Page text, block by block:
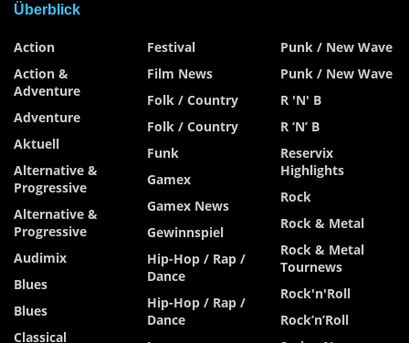
Überblick
Action
Action &
Adventure
Adventure
Aktuell
Alternative &
Progressive
Alternative &
Progressive
Audimix
Blues
Blues
Classical
Festival
Film News
Folk / Country
Folk / Country
Funk
Gamex
Gamex News
Gewinnspiel
Hip-Hop / Rap /
Dance
Hip-Hop / Rap /
Dance
Punk / New Wave
Punk / New Wave
R 'n' B
R ‘n’ B
Reservix
Highlights
Rock
Rock & Metal
Rock & Metal
Tournews
Rock'n'Roll
Rock’n’Roll